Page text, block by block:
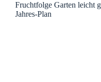
Fruchtfolge Garten leicht
Jahres-Plan